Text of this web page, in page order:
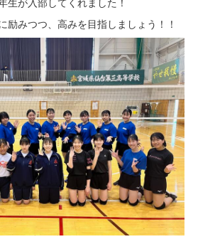
励みつつ、高みを目指しましょう！！